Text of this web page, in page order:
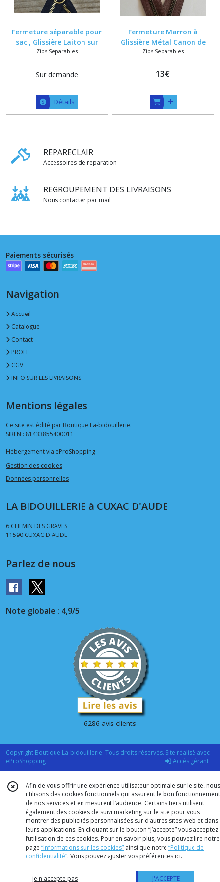
Fermeture séparable pour
sac , Glissière Laiton sur
Ruban Noir , Double
Zips Separables
Sur demande
Détails
Fermeture Marron à
Glissière Métal Canon de
Fusil 6 mm , Longueur sur
Zips Separables
13€
REPARECLAIR
Accessoires de reparation
REGROUPEMENT DES LIVRAISONS
Nous contacter par mail
Paiements sécurisés
Navigation
Accueil
Catalogue
Contact
PROFIL
CGV
INFO SUR LES LIVRAISONS
Mentions légales
Ce site est édité par Boutique La-bidouillerie.
SIREN : 81433855400011
Hébergement via eProShopping
Gestion des cookies
Données personnelles
LA BIDOUILLERIE à CUXAC D'AUDE
6 CHEMIN DES GRAVES
11590 CUXAC D AUDE
Parlez de nous
Note globale : 4,9/5
6286 avis clients
Copyright Boutique La-bidouillerie. Tous droits réservés. Site réalisé avec
eProShopping
Accès gérant
Afin de vous offrir une expérience utilisateur optimale sur le site, nous
utilisons des cookies fonctionnels qui assurent le bon fonctionnement
de nos services et en mesurent l’audience. Certains tiers utilisent
également des cookies de suivi marketing sur le site pour vous
montrer des publicités personnalisées sur d’autres sites Web et dans
leurs applications. En cliquant sur le bouton “J’accepte” vous acceptez
l’utilisation de ces cookies. Pour en savoir plus, vous pouvez lire notre
page “Informations sur les cookies” ainsi que notre “Politique de
confidentialité“. Vous pouvez ajuster vos préférences ici.
je n'accepte pas J'ACCEPTE